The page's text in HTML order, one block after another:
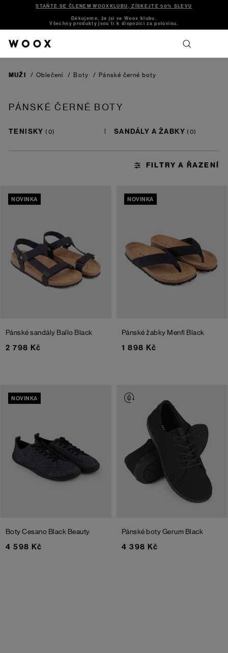
STAŇTE SE ČLENEM WOOXKLUBU, ZÍSKEJTE 50% SLEVU
Děkujeme, že jsi ve Woox klubu.
Všechny produkty jsou ti k dispozici za polovinu.
MUŽI / Oblečení / Boty / Pánské černé boty
PÁNSKÉ ČERNÉ BOTY
TENISKY SANDÁLY A ŽABKY
NOVINKA
Pánské sandály Ballo Black
2 798 Kč
NOVINKA
Pánské žabky Menfi Black
1 898 Kč
NOVINKA
Boty Cesano Black Beauty
4 598 Kč
Pánské boty Gerum Black
4 398 Kč